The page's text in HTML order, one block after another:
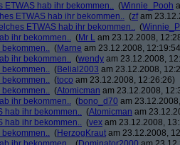
ETWAS hab ihr bekommen.. (Winnie_Pooh
ETWAS hab ihr bekommen.. (zfam
ETWAS hab ihr bekommen.. (
ihr bekommen.. (Mr L am 23.12.2008,
(Marne am 23.12.2008,
ihr bekommen.. (wendy am 23.12.2008,
(Belial2003 am 23.12.2008,
(toco am 23.12.2008, 12:26:26)
(Atomicman am 23.12.2008,
ihr bekommen.. (bono_d70 am
hab ihr bekommen.. (Atomicman am
hab ihr bekommen.. (vex am 23.12.2008,
(HerzogKraut am 23.12.2008,